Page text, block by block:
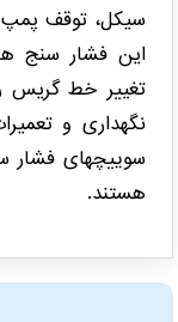
سیکل، توقف پمپ
این فشار سنج ها
تغییر خط گریس
نگهداری و
سوییچهای فشار
هستند.